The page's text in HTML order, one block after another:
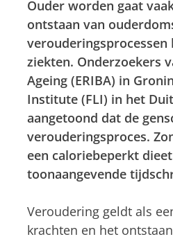
Ouder worden gaat
ontstaan van
ziekten. Onderzoekers
Ageing (ERIBA) in
Institute (FLI) in het
aangetoond dat de
verouderingsproces.
een caloriebeperkt
toonaangevende
Veroudering geldt als
krachten en het